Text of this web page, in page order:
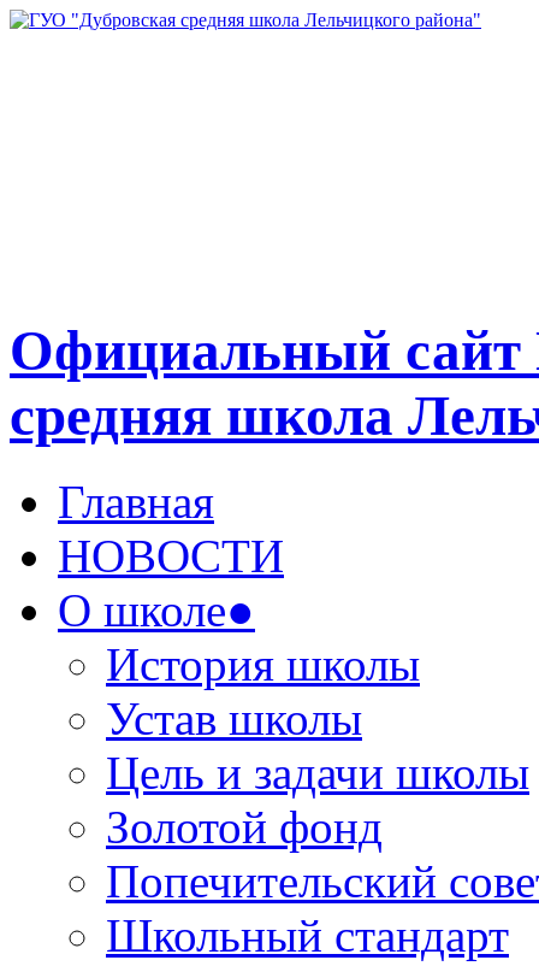
Официальный
средняя школа
Главная
НОВОСТИ
О школе●
История школы
Устав школы
Цель и задачи школы
Золотой фонд
Попечительский
Школьный стандарт